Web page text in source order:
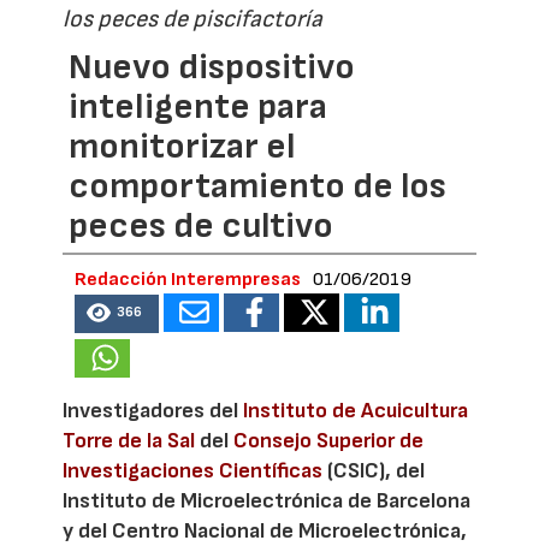
los peces de piscifactoría
Nuevo dispositivo
inteligente para
monitorizar el
comportamiento de los
peces de cultivo
Redacción Interempresas 01/06/2019
366
Investigadores del Instituto de Acuicultura
Torre de la Sal del Consejo Superior de
Investigaciones Científicas (CSIC), del
Instituto de Microelectrónica de Barcelona
y del Centro Nacional de Microelectrónica,